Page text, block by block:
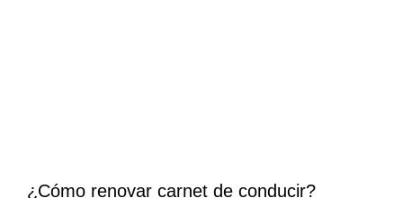
¿Cómo renovar carnet de conducir?